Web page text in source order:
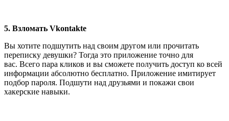
5. Взломать Vkontakte
Вы хотите подшутить над своим другом или прочитать
переписку девушки? Тогда это приложение точно для
вас. Всего пара кликов и вы сможете получить доступ ко всей
информации абсолютно бесплатно. Приложение имитирует
подбор пароля. Подшути над друзьями и покажи свои
хакерские навыки.